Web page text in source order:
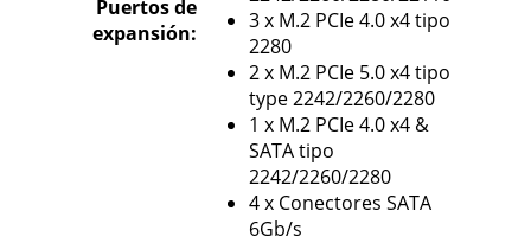
Puertos de
expansión:
3 x M.2 PCIe 4.0 x4 tipo
2280
2 x M.2 PCIe 5.0 x4 tipo
type 2242/2260/2280
1 x M.2 PCIe 4.0 x4 &
SATA tipo
2242/2260/2280
4 x Conectores SATA
6Gb/s